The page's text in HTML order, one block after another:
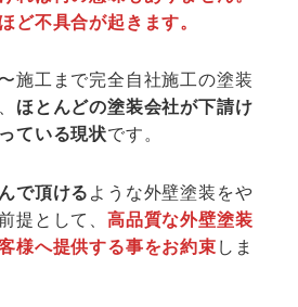
ど不具合が起きます。
施工まで完全自社施工の塗装
ほとんどの塗装会社が下請け
ている現状です。
で頂けるような外壁塗装をや
提として、 高品質な外壁塗装
様へ提供する事をお約束しま